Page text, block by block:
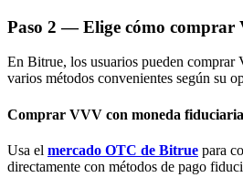
Bitrue Partners
Paso 2 — Elige cómo comprar
En Bitrue, los usuarios pueden comprar
varios métodos convenientes según su
Comprar VVV con moneda
Usa el mercado OTC de Bitrue para
directamente con métodos de pago